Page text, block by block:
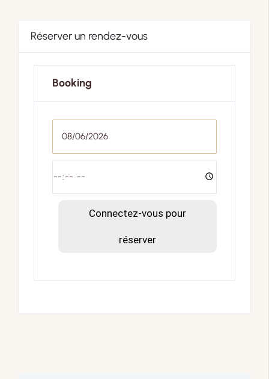
Réserver un rendez-vous
Booking
Connectez-vous pour
réserver